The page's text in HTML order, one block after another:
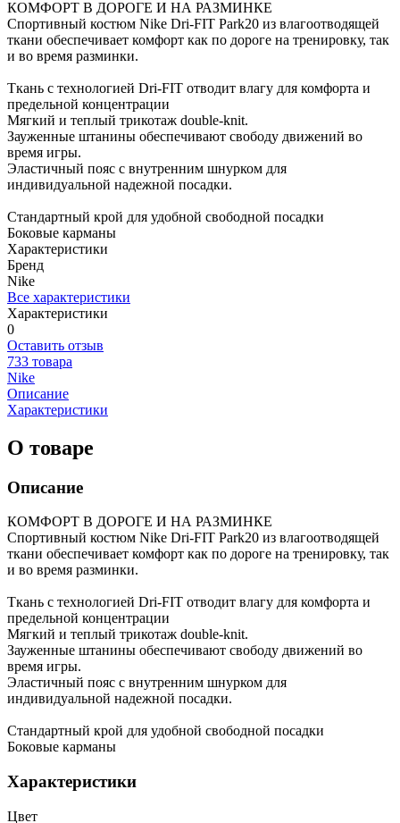
КОМФОРТ В ДОРОГЕ И НА РАЗМИНКЕ
Спортивный костюм Nike Dri-FIT Park20 из влагоотводящей
ткани обеспечивает комфорт как по дороге на тренировку, так
и во время разминки.
Ткань с технологией Dri-FIT отводит влагу для комфорта и
предельной концентрации
Мягкий и теплый трикотаж double-knit.
Зауженные штанины обеспечивают свободу движений во
время игры.
Эластичный пояс с внутренним шнурком для
индивидуальной надежной посадки.
Стандартный крой для удобной свободной посадки
Боковые карманы
Характеристики
Бренд
Nike
Все характеристики
Характеристики
0
Оставить отзыв
733 товара
Nike
Описание
Характеристики
О товаре
Описание
КОМФОРТ В ДОРОГЕ И НА РАЗМИНКЕ
Спортивный костюм Nike Dri-FIT Park20 из влагоотводящей
ткани обеспечивает комфорт как по дороге на тренировку, так
и во время разминки.
Ткань с технологией Dri-FIT отводит влагу для комфорта и
предельной концентрации
Мягкий и теплый трикотаж double-knit.
Зауженные штанины обеспечивают свободу движений во
время игры.
Эластичный пояс с внутренним шнурком для
индивидуальной надежной посадки.
Стандартный крой для удобной свободной посадки
Боковые карманы
Характеристики
Цвет